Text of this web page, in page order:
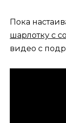
Пока
шарлотку с
видео с